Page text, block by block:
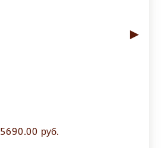
►
5690.00 руб.